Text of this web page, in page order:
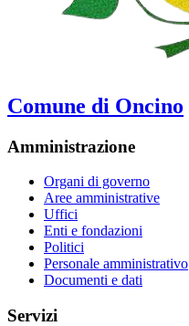
Comune di Oncino
Amministrazione
Organi di governo
Aree amministrative
Uffici
Enti e fondazioni
Politici
Personale amministrativo
Documenti e dati
Servizi